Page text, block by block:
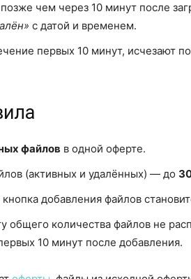
чем через 10 минут после
с датой и временем.
первых 10 минут, исчезают
файлов в одной оферте.
(активных и удалённых) — до
добавления файлов
общего количества файлов не
10 минут после добавления.